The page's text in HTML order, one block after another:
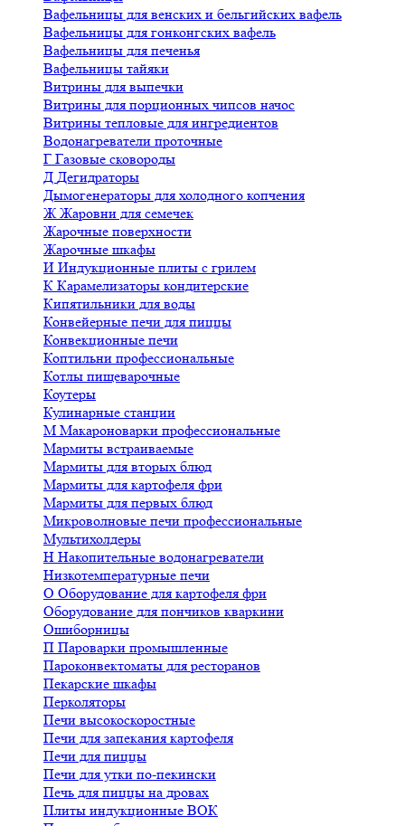
Вафельницы для венских и бельгийских вафель
Вафельницы для гонконгских вафель
Вафельницы для печенья
Вафельницы тайяки
Витрины для выпечки
Витрины для порционных чипсов начос
Витрины тепловые для ингредиентов
Водонагреватели проточные
Г Газовые сковороды
Д Дегидраторы
Дымогенераторы для холодного копчения
ЖЖаровни для семечек
Жарочные поверхности
Жарочные шкафы
И Индукционные плиты с грилем
К Карамелизаторы кондитерские
Кипятильники для воды
Конвейерные печи для пиццы
Конвекционные печи
Коптильни профессиональные
Котлы пищеварочные
Коутеры
Кулинарные станции
М Макароноварки профессиональные
Мармиты встраиваемые
Мармиты для вторых блюд
Мармиты для картофеля фри
Мармиты для первых блюд
Микроволновые печи профессиональные
Мультихолдеры
Н Накопительные водонагреватели
Низкотемпературные печи
О Оборудование для картофеля фри
Оборудование для пончиков кваркини
Ошиборницы
П Пароварки промышленные
Пароконвектоматы для ресторанов
Пекарские шкафы
Перколяторы
Печи высокоскоростные
Печи для запекания картофеля
Печи для пиццы
Печи для утки по-пекински
Печь для пиццы на дровах
Плиты индукционные ВОК